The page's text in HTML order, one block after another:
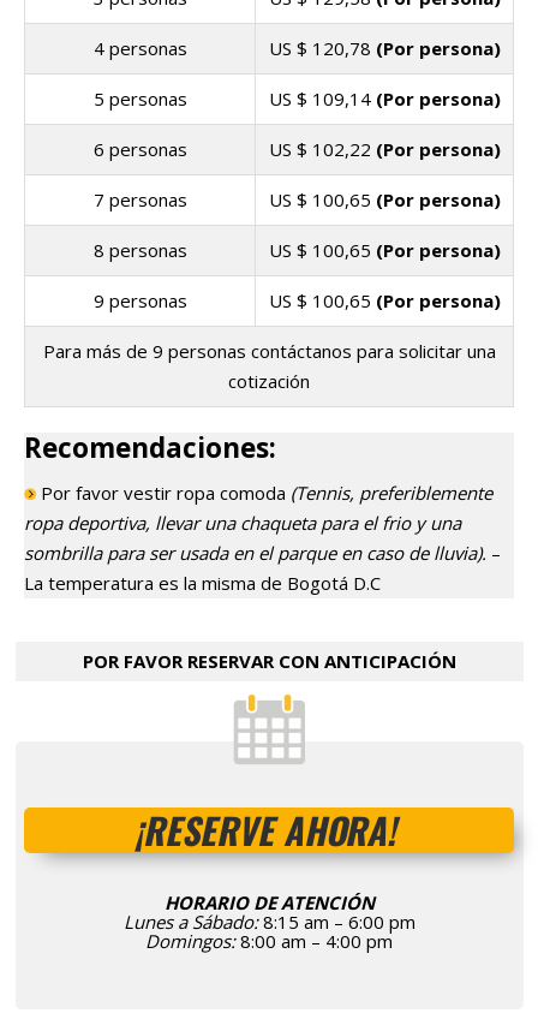
4 personas US $ 120,78 (Por persona)
5 personas US $ 109,14 (Por persona)
6 personas US $ 102,22 (Por persona)
7 personas US $ 100,65 (Por persona)
8 personas US $ 100,65 (Por persona)
9 personas US $ 100,65 (Por persona)
Para más de 9 personas contáctanos para solicitar una
cotización
Recomendaciones:
Por favor vestir ropa comoda (Tennis, preferiblemente
ropa deportiva, llevar una chaqueta para el frio y una
sombrilla para ser usada en el parque en caso de lluvia). –
La temperatura es la misma de Bogotá D.C
POR FAVOR RESERVAR CON ANTICIPACIÓN
¡RESERVE AHORA!
HORARIO DE ATENCIÓN
Lunes a Sábado:8:15 am – 6:00 pm
Domingos:8:00 am – 4:00 pm